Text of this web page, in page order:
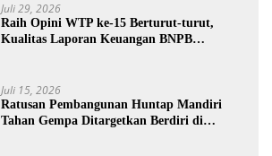
Juli 29, 2026
Raih Opini WTP ke-15 Berturut-turut,
Kualitas Laporan Keuangan BNPB
Juli 15, 2026
Ratusan Pembangunan Huntap Mandiri
Tahan Gempa Ditargetkan Berdiri di